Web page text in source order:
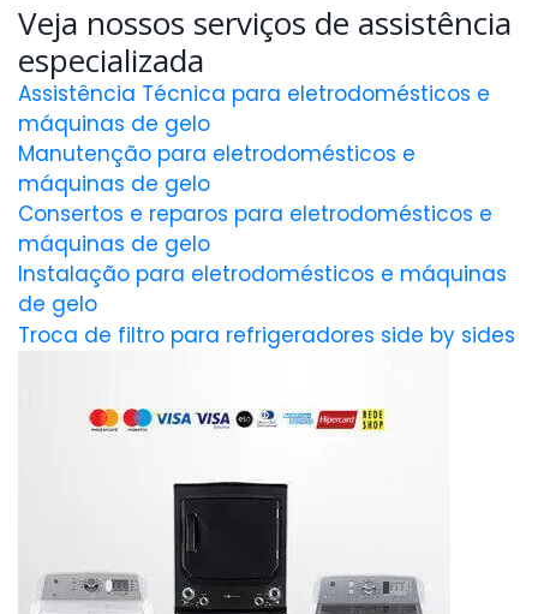
Veja nossos serviços de assistência
especializada
Assistência Técnica para eletrodomésticos e
máquinas de gelo
Manutenção para eletrodomésticos e
máquinas de gelo
Consertos e reparos para eletrodomésticos e
máquinas de gelo
Instalação para eletrodomésticos e máquinas
de gelo
Troca de filtro para refrigeradores side by sides